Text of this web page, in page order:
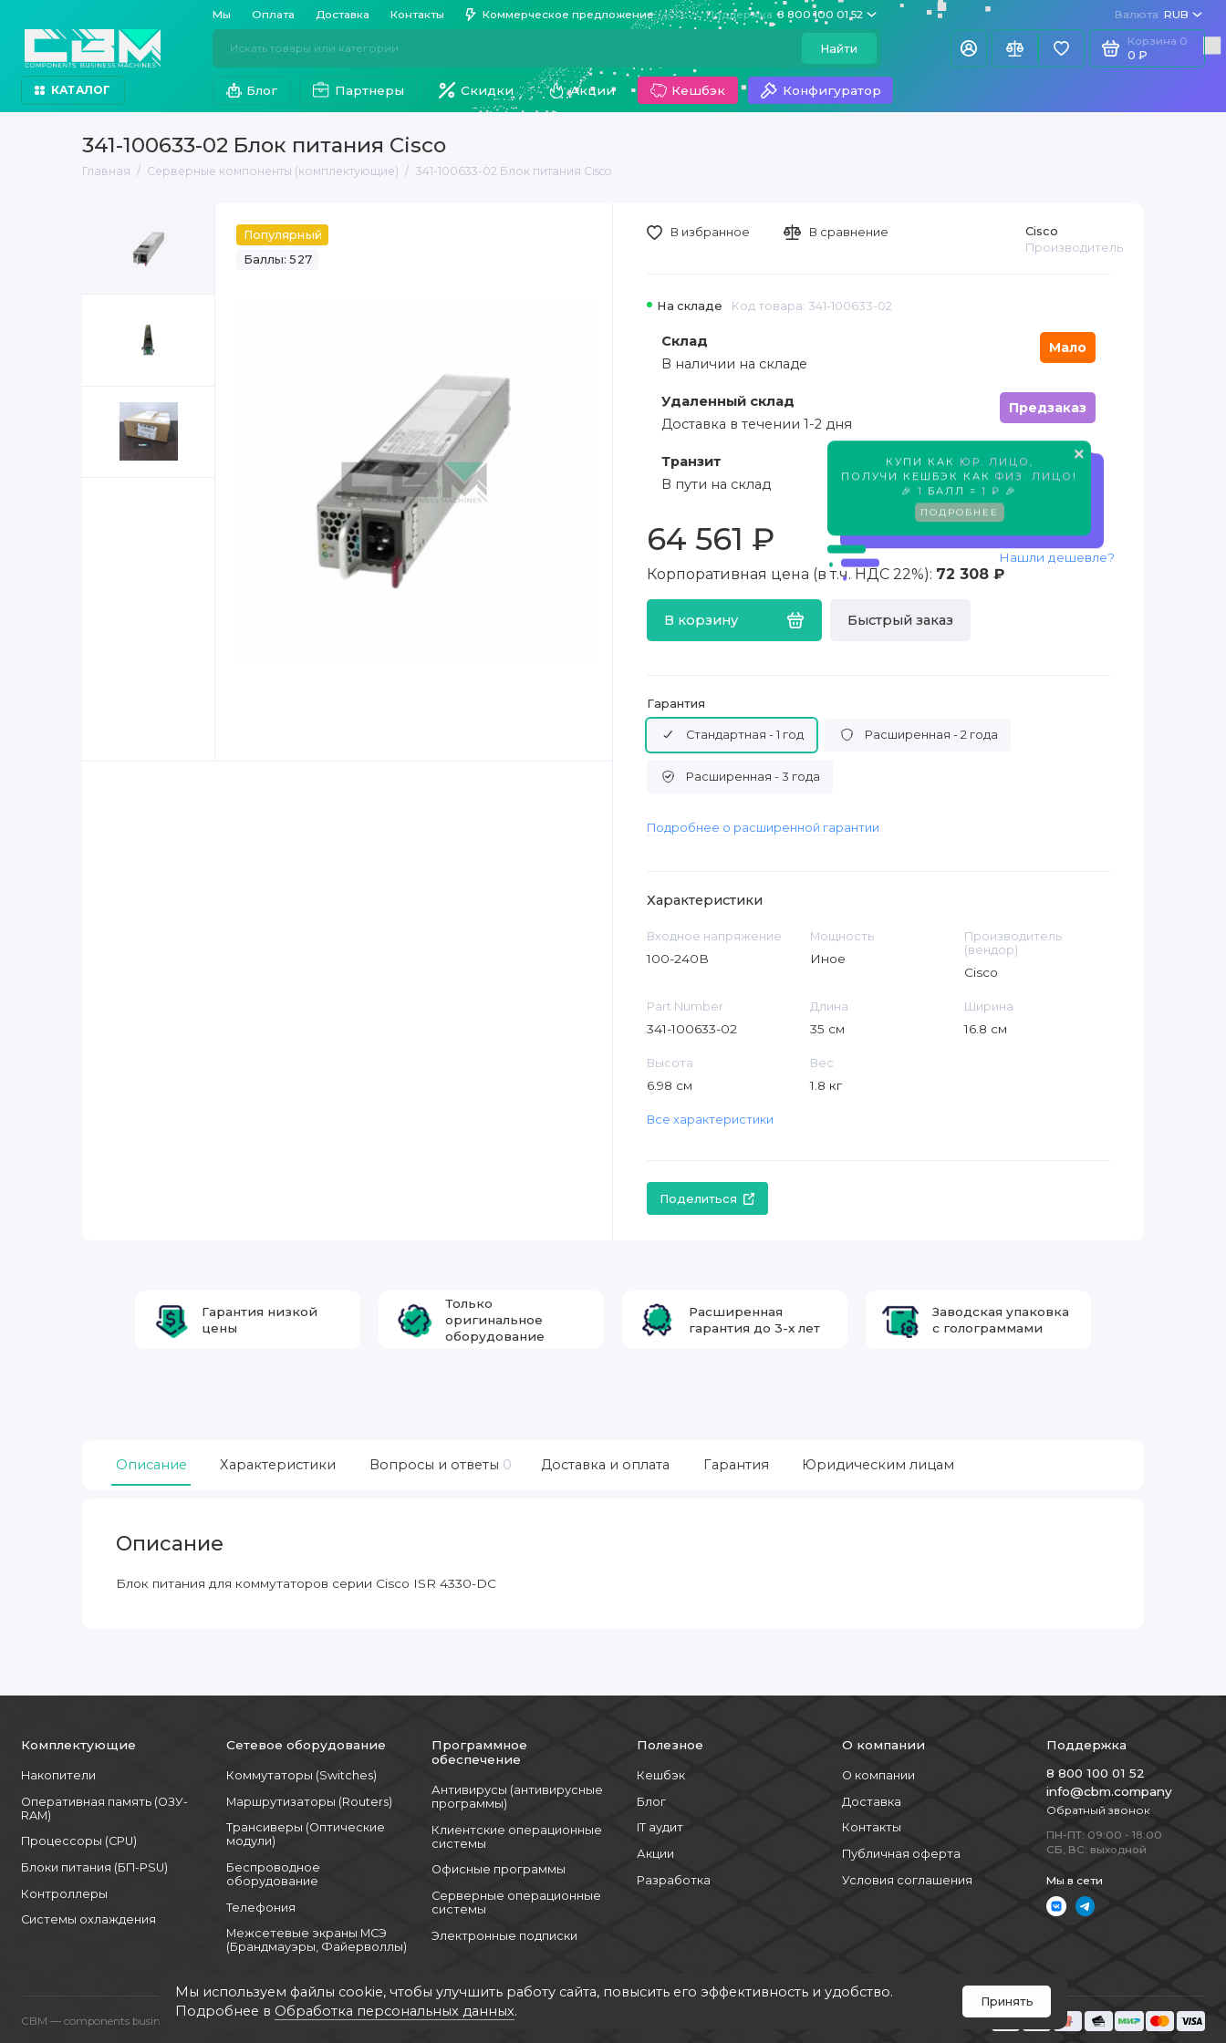
Мы Оплата Доставка Контакты Коммерческое предложение Поддержка 8 800 100 01 52 Валюта RUB
Найти
Корзина 0
0 ₽
КАТАЛОГ Блог Партнеры Скидки Акции Кешбэк Конфигуратор
341-100633-02 Блок питания Cisco
Главная Серверные компоненты (комплектующие) 341-100633-02 Блок питания Cisco
Популярный
Баллы: 527
×
КУПИ КАК ЮР. ЛИЦО
ПОЛУЧИ КЕШБЭК КАК ФИЗ. ЛИЦО !
🎉 1 БАЛЛ = 1 ₽ 🎉
ПОДРОБНЕЕ
На складе Код товара: 341-100633-02
Cisco
Производитель
Склад
Мало
В наличии на складе
Удаленный склад
Предзаказ
Доставка в течении 1-2 дня
Транзит
Предзаказ
В пути на склад
64 561 ₽
Корпоративная цена (в т.ч. НДС 22%): 72 308 ₽
В корзину Быстрый заказ
Нашли дешевле?
В избранное В сравнение
Гарантия
Стандартная - 1 год Расширенная - 2 года
Расширенная - 3 года
Подробнее о расширенной гарантии
Характеристики
Входное напряжение
100-240В
Мощность
Иное
Производитель
(вендор)
Cisco
Part Number
341-100633-02
Длина
35 см
Ширина
16.8 см
Высота
6.98 см
Вес
1.8 кг
Все характеристики
Поделиться
Гарантия низкой
цены
Только
оригинальное
оборудование
Расширенная
гарантия до 3-х лет
Заводская упаковка
с голограммами
Описание Характеристики Вопросы и ответы 0 Доставка и оплата Гарантия Юридическим лицам
Описание
Блок питания для коммутаторов серии Cisco ISR 4330-DC
Мы используем файлы cookie, чтобы улучшить работу сайта, повысить его эффективность и удобство.
Подробнее в Обработка персональных данных.
Принять
Комплектующие
Накопители
Оперативная память (ОЗУ-
RAM)
Процессоры (CPU)
Блоки питания (БП-PSU)
Контроллеры
Системы охлаждения
Сетевое оборудование
Коммутаторы (Switches)
Маршрутизаторы (Routers)
Трансиверы (Оптические
модули)
Беспроводное
оборудование
Телефония
Межсетевые экраны МСЭ
(Брандмауэры, Файерволлы)
Программное
обеспечение
Антивирусы (антивирусные
программы)
Клиентские операционные
системы
Офисные программы
Серверные операционные
системы
Электронные подписки
Полезное
Кешбэк
Блог
IT аудит
Акции
Разработка
О компании
О компании
Доставка
Контакты
Публичная оферта
Условия соглашения
Поддержка
8 800 100 01 52
info@cbm.company
Обратный звонок
ПН-ПТ: 09:00 - 18:00
СБ, ВС: выходной
Мы в сети
CBM — components business machines, www.cbm.company © 2015 - 2026